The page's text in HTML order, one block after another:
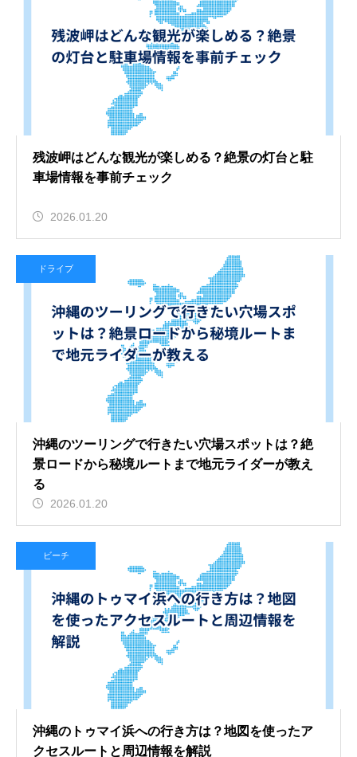
残波岬はどんな観光が楽しめる？絶景の灯台と駐
車場情報を事前チェック
2026.01.20
ドライブ
沖縄のツーリングで行きたい穴場スポットは？絶
景ロードから秘境ルートまで地元ライダーが教え
る
2026.01.20
ビーチ
沖縄のトゥマイ浜への行き方は？地図を使ったア
クセスルートと周辺情報を解説